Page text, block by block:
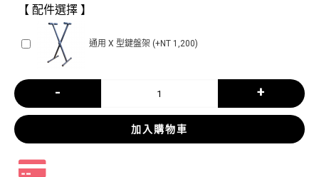
【 配件選擇 】
通用 X 型鍵盤架 (+NT 1,200)
- +
加入購物車